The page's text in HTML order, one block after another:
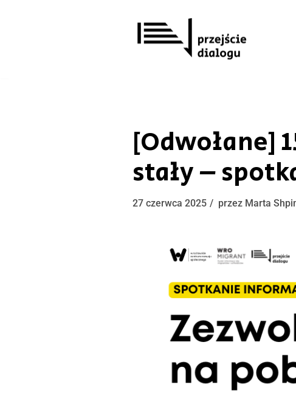
[Odwołane]
stały –
27 czerwca 2025 przez Marta